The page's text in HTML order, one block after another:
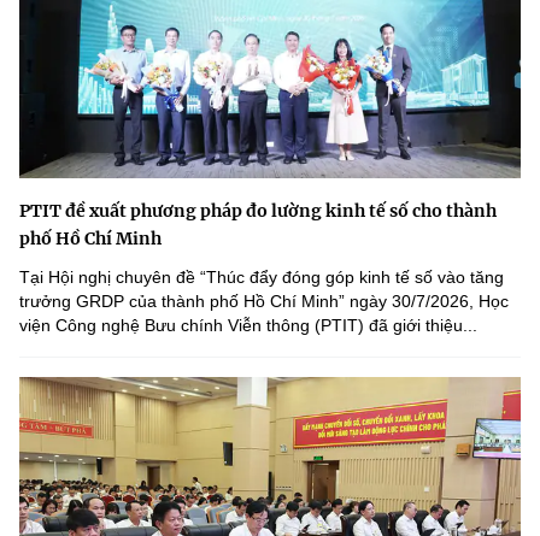
PTIT đề xuất phương pháp đo lường kinh tế số cho thành
phố Hồ Chí Minh
Tại Hội nghị chuyên đề “Thúc đẩy đóng góp kinh tế số vào tăng
trưởng GRDP của thành phố Hồ Chí Minh” ngày 30/7/2026, Học
viện Công nghệ Bưu chính Viễn thông (PTIT) đã giới thiệu...